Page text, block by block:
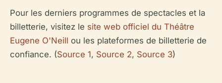
Pour les derniers programmes de spectacles et la
billetterie, visitez le site web officiel du Théâtre
Eugene O'Neill ou les plateformes de billetterie de
confiance. (Source 1, Source 2, Source 3)